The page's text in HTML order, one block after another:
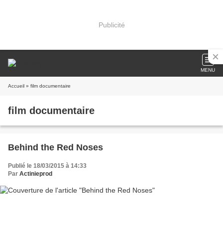
Publicité
MENU
Accueil » film documentaire
film documentaire
Behind the Red Noses
Publié le 18/03/2015 à 14:33
Par Actinieprod